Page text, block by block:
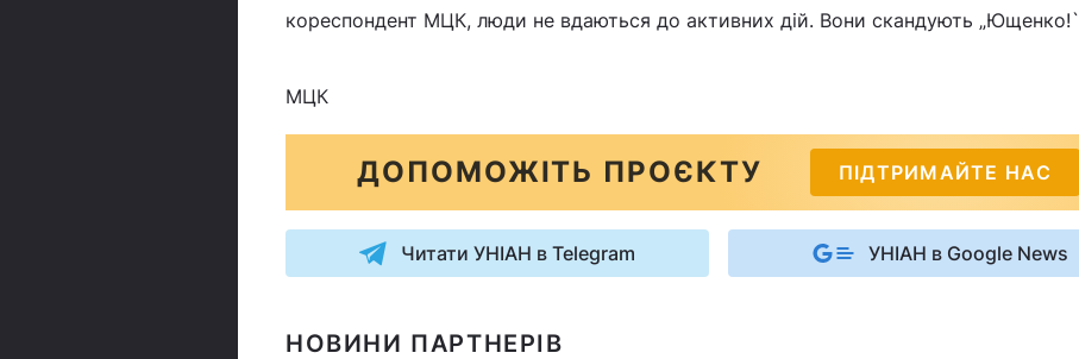
кореспондент МЦК, люди не вдаються до активних дій. Вони скандують „Ющенко!`
МЦК
ДОПОМОЖІТЬ ПРОЄКТУ ПІДТРИМАЙТЕ НАС
Читати УНІАН в Telegram УНІАН в Google News
НОВИНИ ПАРТНЕРІВ